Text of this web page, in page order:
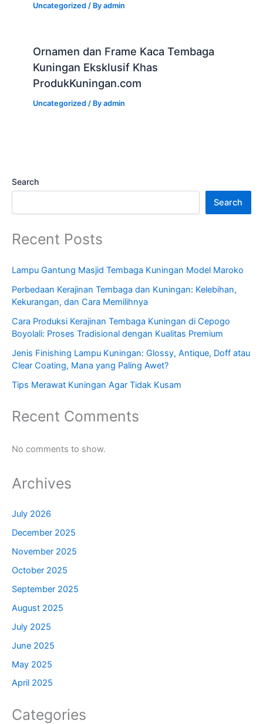
Uncategorized / Byadmin
Ornamen dan Frame Kaca Tembaga
Kuningan Eksklusif Khas
ProdukKuningan.com
Uncategorized / Byadmin
Search
Search
Recent Posts
Lampu Gantung Masjid Tembaga Kuningan Model Maroko
Perbedaan Kerajinan Tembaga dan Kuningan: Kelebihan,
Kekurangan, dan Cara Memilihnya
Cara Produksi Kerajinan Tembaga Kuningan di Cepogo
Boyolali: Proses Tradisional dengan Kualitas Premium
Jenis Finishing Lampu Kuningan: Glossy, Antique, Doff atau
Clear Coating, Mana yang Paling Awet?
Tips Merawat Kuningan Agar Tidak Kusam
Recent Comments
No comments to show.
Archives
July 2026
December 2025
November 2025
October 2025
September 2025
August 2025
July 2025
June 2025
May 2025
April 2025
Categories